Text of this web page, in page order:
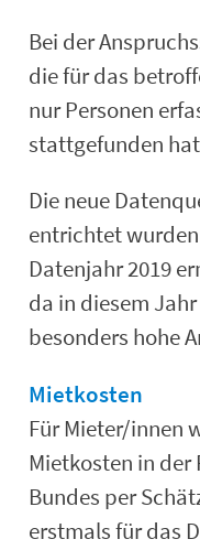
Bei der
die für das
nur Personen
stattgefunden
Die neue
entrichtet
Datenjahr 2019
da in diesem
besonders hohe
Mietkosten
Für Mieter/innen
Mietkosten in
Bundes per
erstmals für das